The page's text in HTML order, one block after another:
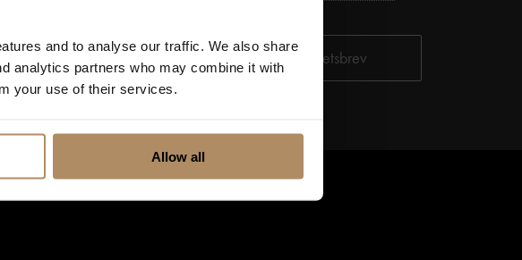
and to analyse our traffic. We also share
analytics partners who may combine it with
your use of their services.
Allow all
om våre produkter og tjenester. Du kan
oss til å beskytte ditt personvern,